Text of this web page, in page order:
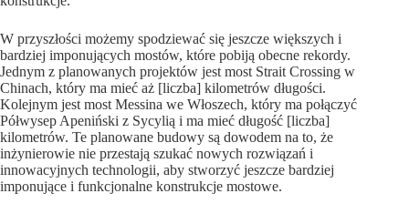
W przyszłości możemy spodziewać się jeszcze większych i
bardziej imponujących mostów, które pobiją obecne rekordy.
Jednym z planowanych projektów jest most Strait Crossing w
Chinach, który ma mieć aż [liczba] kilometrów długości.
Kolejnym jest most Messina we Włoszech, który ma połączyć
Półwysep Apeniński z Sycylią i ma mieć długość [liczba]
kilometrów. Te planowane budowy są dowodem na to, że
inżynierowie nie przestają szukać nowych rozwiązań i
innowacyjnych technologii, aby stworzyć jeszcze bardziej
imponujące i funkcjonalne konstrukcje mostowe.